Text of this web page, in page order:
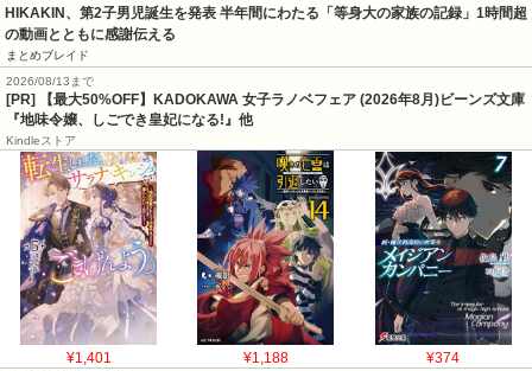
HIKAKIN、第2子男児誕生を発表 半年間にわたる「等身大の家族の記録」1時間超
の動画とともに感謝伝える
まとめブレイド
2026/08/13まで
[PR] 【最大50%OFF】KADOKAWA 女子ラノベフェア (2026年8月)ビーンズ文庫
『地味令嬢、しごでき皇妃になる!』他
Kindleストア
¥1,401 ¥1,188 ¥374